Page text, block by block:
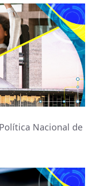
Nacional de